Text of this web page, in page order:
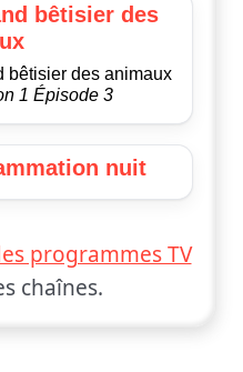
bêtisier des
bêtisier des animaux
1 Épisode 3
nuit
programmes TV
chaînes.